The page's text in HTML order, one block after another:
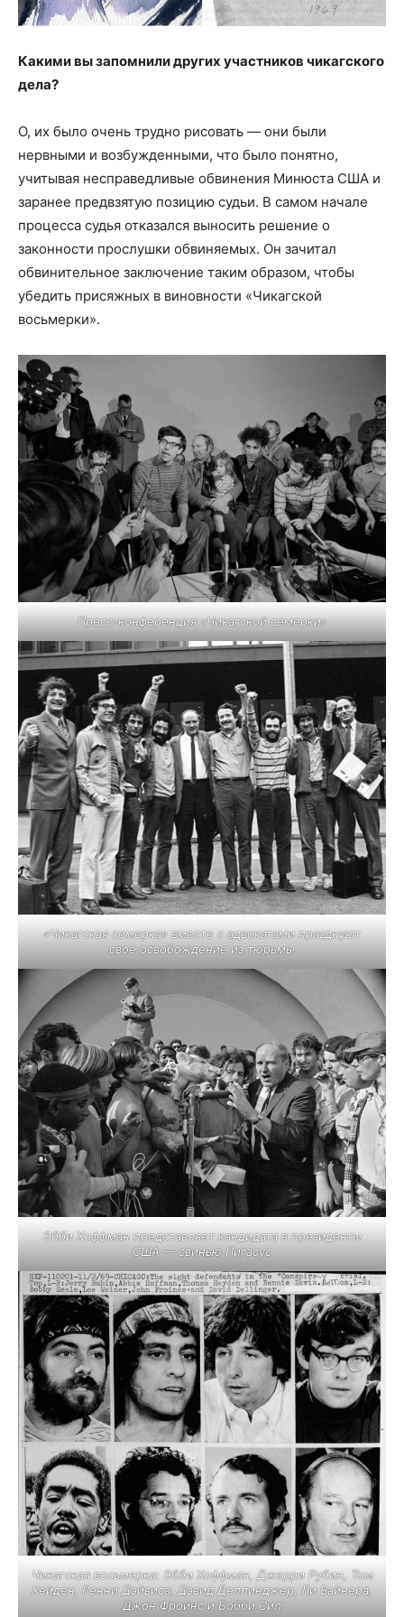
Какими вы запомнили других участников чикагского
дела?
О, их было очень трудно рисовать — они были
нервными и возбужденными, что было понятно,
учитывая несправедливые обвинения Минюста США и
заранее предвзятую позицию судьи. В самом начале
процесса судья отказался выносить решение о
законности прослушки обвиняемых. Он зачитал
обвинительное заключение таким образом, чтобы
убедить присяжных в виновности «Чикагской
восьмерки».
Пресс-конференция «Чикагской семерки»
«Чикагская семерка» вместе с адвокатами празднуют
свое освобождение из тюрьмы
Эбби Хоффман представляет кандидата в президенты
США — свинью Пигасус
Чикагская восьмерка: Эбби Хоффман, Джерри Рубин, Том
Хейден, Ренни Дэйвиса, Дэвид Деллинджер, Ли Вайнера,
Джон Фройнс и Бобби Сил